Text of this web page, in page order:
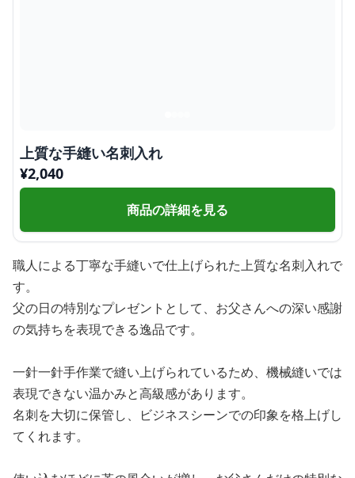
上質な手縫い名刺入れ
¥2,040
商品の詳細を見る
職人による丁寧な手縫いで仕上げられた上質な名刺入れで
す。
父の日の特別なプレゼントとして、お父さんへの深い感謝
の気持ちを表現できる逸品です。
一針一針手作業で縫い上げられているため、機械縫いでは
表現できない温かみと高級感があります。
名刺を大切に保管し、ビジネスシーンでの印象を格上げし
てくれます。